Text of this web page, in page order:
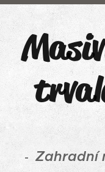
- Zahradní